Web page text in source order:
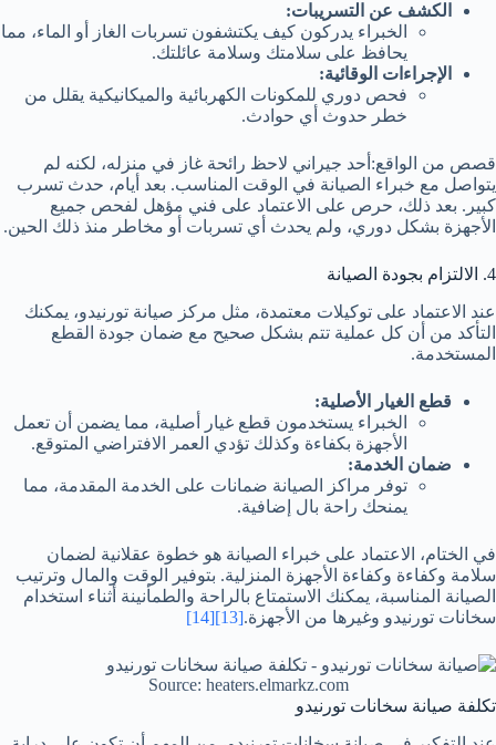
الكشف عن التسريبات:
الخبراء يدركون كيف يكتشفون تسربات الغاز أو الماء، مما
يحافظ على سلامتك وسلامة عائلتك.
الإجراءات الوقائية:
فحص دوري للمكونات الكهربائية والميكانيكية يقلل من
خطر حدوث أي حوادث.
قصص من الواقع:أحد جيراني لاحظ رائحة غاز في منزله، لكنه لم
يتواصل مع خبراء الصيانة في الوقت المناسب. بعد أيام، حدث تسرب
كبير. بعد ذلك، حرص على الاعتماد على فني مؤهل لفحص جميع
الأجهزة بشكل دوري، ولم يحدث أي تسربات أو مخاطر منذ ذلك الحين.
4. الالتزام بجودة الصيانة
عند الاعتماد على توكيلات معتمدة، مثل مركز صيانة تورنيدو، يمكنك
التأكد من أن كل عملية تتم بشكل صحيح مع ضمان جودة القطع
المستخدمة.
قطع الغيار الأصلية:
الخبراء يستخدمون قطع غيار أصلية، مما يضمن أن تعمل
الأجهزة بكفاءة وكذلك تؤدي العمر الافتراضي المتوقع.
ضمان الخدمة:
توفر مراكز الصيانة ضمانات على الخدمة المقدمة، مما
يمنحك راحة بال إضافية.
في الختام، الاعتماد على خبراء الصيانة هو خطوة عقلانية لضمان
سلامة وكفاءة وكفاءة الأجهزة المنزلية. بتوفير الوقت والمال وترتيب
الصيانة المناسبة، يمكنك الاستمتاع بالراحة والطمأنينة أثناء استخدام
سخانات تورنيدو وغيرها من الأجهزة.[13]
[14]
Source: heaters.elmarkz.com
تكلفة صيانة سخانات تورنيدو